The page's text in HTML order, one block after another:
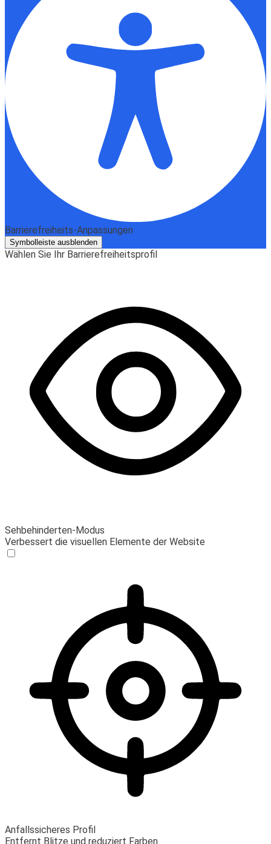
Barrierefreiheits-Anpassungen
Symbolleiste ausblenden
Wählen Sie Ihr Barrierefreiheitsprofil
Sehbehinderten-Modus
Verbessert die visuellen Elemente der Website
Anfallssicheres Profil
Entfernt Blitze und reduziert Farben